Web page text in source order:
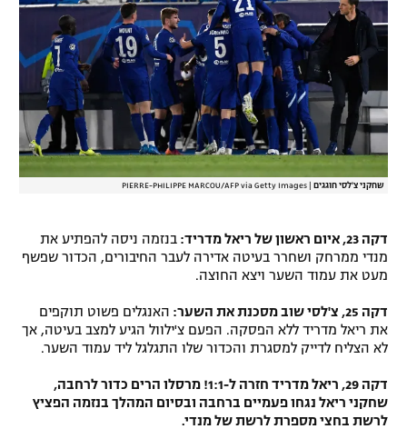
שחקני צ'לסי חוגגים PIERRE-PHILIPPE MARCOU/AFP via Getty Images
דקה 23, איום ראשון של ריאל מדריד:
בנזמה ניסה להפתיע את
מנדי ממרחק ושחרר בעיטה אדירה לעבר החיבורים, הכדור שפשף
מעט את עמוד השער ויצא החוצה.
דקה 25, צ'לסי שוב מסכנת את השער:
האנגלים פשוט תוקפים
את ריאל מדריד ללא הפסקה. הפעם צ'ילוול הגיע למצב בעיטה, אך
לא הצליח לדייק למסגרת והכדור שלו התגלגל ליד עמוד השער.
דקה 29, ריאל מדריד חזרה ל-1:1! מרסלו הרים כדור לרחבה,
שחקני ריאל נגחו פעמיים ברחבה ובסיום המהלך בנזמה הפציץ
לרשת בחצי מספרת לרשת של מנדי.